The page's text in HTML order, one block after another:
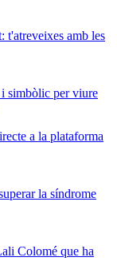
t'atreveixes amb les
simbòlic per viure
a la plataforma
la síndrome
Colomé que ha